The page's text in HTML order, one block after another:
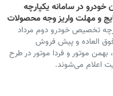
خودرو در سامانه یکپارچه
و مهلت واریز وجه محصولات
تخصیص خودرو دوم مرداد
فوق العاده و پیش فروش
بهمن موتور و فردا موتور در طرح
اعلام می‌شوند.